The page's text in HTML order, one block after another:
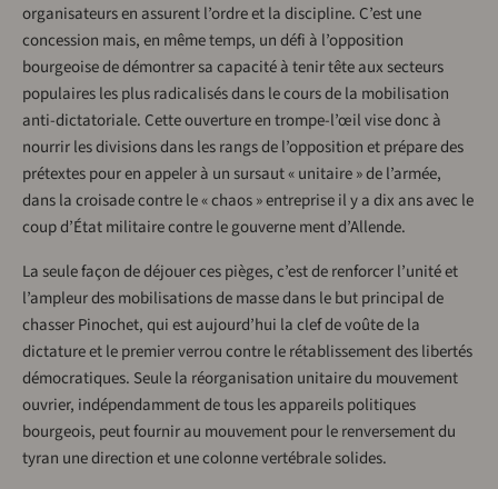
organisateurs en assurent l’ordre et la discipline. C’est une
concession mais, en même temps, un défi à l’opposition
bourgeoise de démontrer sa capacité à tenir tête aux secteurs
populaires les plus radicalisés dans le cours de la mobilisation
anti-dictatoriale. Cette ouverture en trompe-l’œil vise donc à
nourrir les divisions dans les rangs de l’opposition et prépare des
prétextes pour en appeler à un sursaut « unitaire » de l’armée,
dans la croisade contre le « chaos » entreprise il y a dix ans avec le
coup d’État militaire contre le gouverne­ ment d’Allende.
La seule façon de déjouer ces pièges, c’est de renforcer l’unité et
l’ampleur des mobilisations de masse dans le but principal de
chasser Pinochet, qui est aujourd’hui la clef de voûte de la
dictature et le premier verrou contre le rétablissement des libertés
démocratiques. Seule la réorganisation unitaire du mouvement
ouvrier, indépendamment de tous les appareils politiques
bourgeois, peut fournir au mouvement pour le renversement du
tyran une direction et une colonne vertébrale solides.